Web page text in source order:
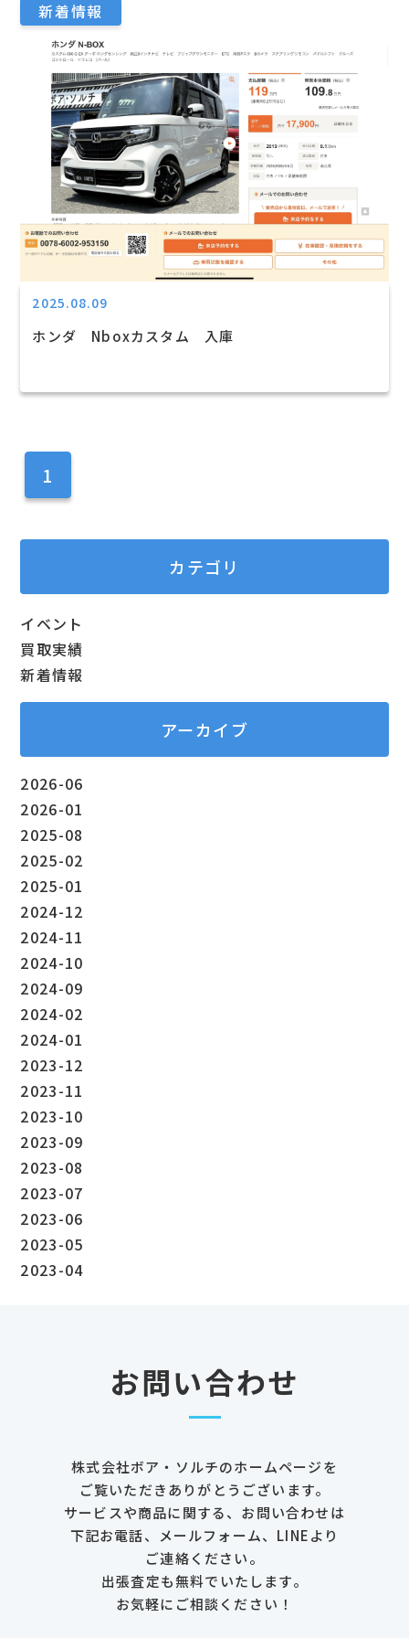
新着情報
2025.08.09
ホンダ Nboxカスタム 入庫
1
カテゴリ
イベント
買取実績
新着情報
アーカイブ
2026-06
2026-01
2025-08
2025-02
2025-01
2024-12
2024-11
2024-10
2024-09
2024-02
2024-01
2023-12
2023-11
2023-10
2023-09
2023-08
2023-07
2023-06
2023-05
2023-04
お問い合わせ
株式会社ボア・ソルチのホームページを
ご覧いただきありがとうございます。
サービスや商品に関する、お問い合わせは
下記お電話、メールフォーム、LINEより
ご連絡ください。
出張査定も無料でいたします。
お気軽にご相談ください！